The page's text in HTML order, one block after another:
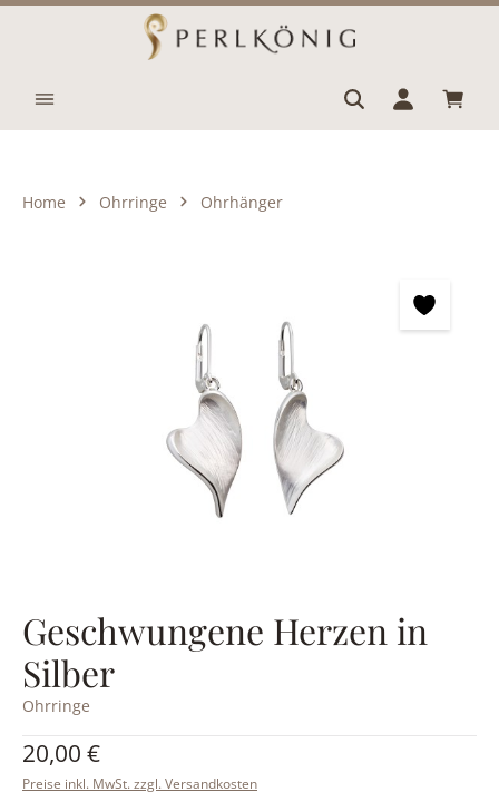
Zum Hauptinhalt springen
Home Ohrringe Ohrhänger
Geschwungene Herzen in
Silber
Ohrringe
Regulärer Preis:
20,00 €
Preise inkl. MwSt. zzgl. Versandkosten